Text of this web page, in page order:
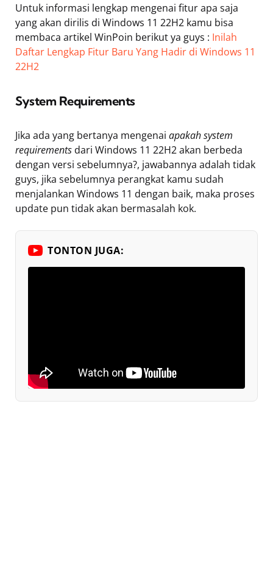
Untuk informasi lengkap mengenai fitur apa saja
yang akan dirilis di Windows 11 22H2 kamu bisa
membaca artikel WinPoin berikut ya guys : Inilah
Daftar Lengkap Fitur Baru Yang Hadir di Windows 11
22H2
System Requirements
Jika ada yang bertanya mengenai apakah system
requirements dari Windows 11 22H2 akan berbeda
dengan versi sebelumnya?, jawabannya adalah tidak
guys, jika sebelumnya perangkat kamu sudah
menjalankan Windows 11 dengan baik, maka proses
update pun tidak akan bermasalah kok.
TONTON JUGA: